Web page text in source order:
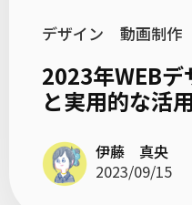
デザイン 動画制作
2023年WEB
と実用的な活
伊藤 真央
2023/09/15